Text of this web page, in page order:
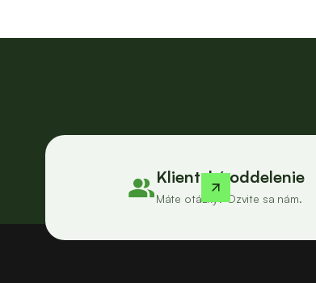
Klientské oddelenie
Máte otázky? Ozvite sa nám.